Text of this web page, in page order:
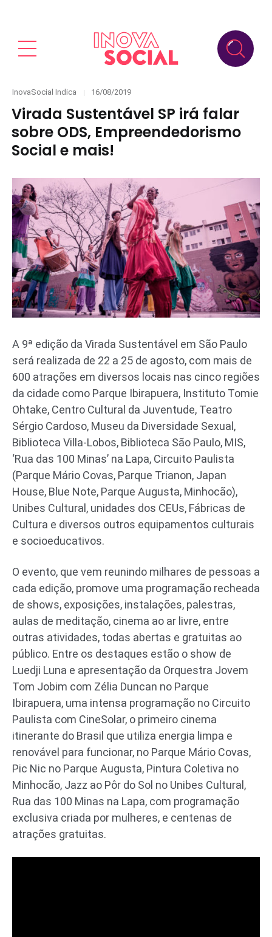
Categories
InovaSocial Indica
Posted
16/08/2019
Virada Sustentável SP irá falar
sobre ODS, Empreendedorismo
Social e mais!
A 9ª edição da Virada Sustentável em São Paulo
será realizada de 22 a 25 de agosto, com mais de
600 atrações em diversos locais nas cinco regiões
da cidade como Parque Ibirapuera, Instituto Tomie
Ohtake, Centro Cultural da Juventude, Teatro
Sérgio Cardoso, Museu da Diversidade Sexual,
Biblioteca Villa-Lobos, Biblioteca São Paulo, MIS,
‘Rua das 100 Minas’ na Lapa, Circuito Paulista
(Parque Mário Covas, Parque Trianon, Japan
House, Blue Note, Parque Augusta, Minhocão),
Unibes Cultural, unidades dos CEUs, Fábricas de
Cultura e diversos outros equipamentos culturais
e socioeducativos.
O evento, que vem reunindo milhares de pessoas a
cada edição, promove uma programação recheada
de shows, exposições, instalações, palestras,
aulas de meditação, cinema ao ar livre, entre
outras atividades, todas abertas e gratuitas ao
público. Entre os destaques estão o show de
Luedji Luna e apresentação da Orquestra Jovem
Tom Jobim com Zélia Duncan no Parque
Ibirapuera, uma intensa programação no Circuito
Paulista com CineSolar, o primeiro cinema
itinerante do Brasil que utiliza energia limpa e
renovável para funcionar, no Parque Mário Covas,
Pic Nic no Parque Augusta, Pintura Coletiva no
Minhocão, Jazz ao Pôr do Sol no Unibes Cultural,
Rua das 100 Minas na Lapa, com programação
exclusiva criada por mulheres, e centenas de
atrações gratuitas.